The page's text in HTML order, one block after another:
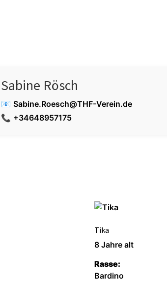
Sabine Rösch
📧 Sabine.Roesch@THF-Verein.de
📞 +34648957175
Tika
8 Jahre alt
Rasse:
Bardino